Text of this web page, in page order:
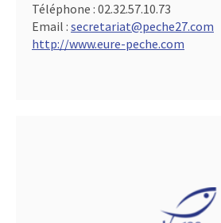
Téléphone : 02.32.57.10.73
Email : secretariat@peche27.com
http://www.eure-peche.com